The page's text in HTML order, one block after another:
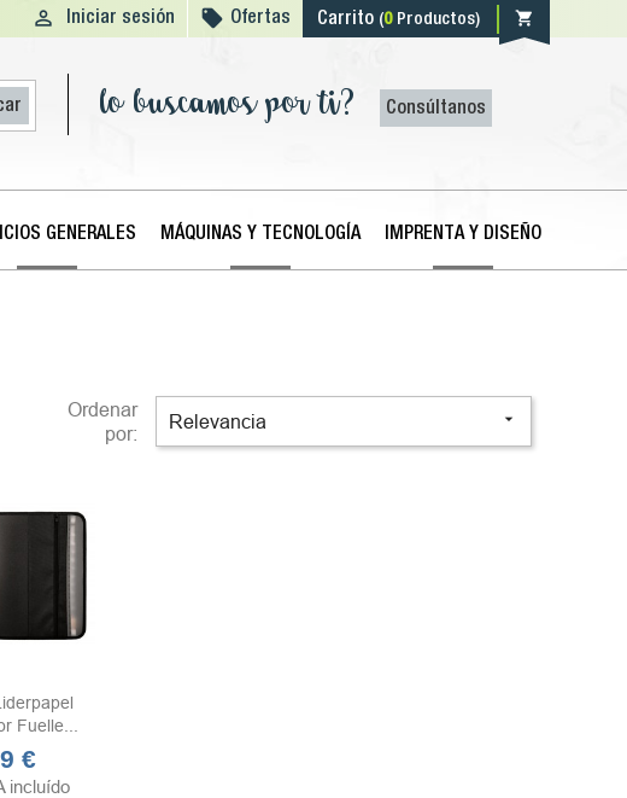
 Iniciar sesión  Ofertas Carrito (0Productos) shopping_cart
lo buscamos por ti? Consúltanos
GENERALES MÁQUINAS Y TECNOLOGÍA IMPRENTA Y DISEÑO
Ordenar
por:
Relevancia 
Fuelle...
€
incluído